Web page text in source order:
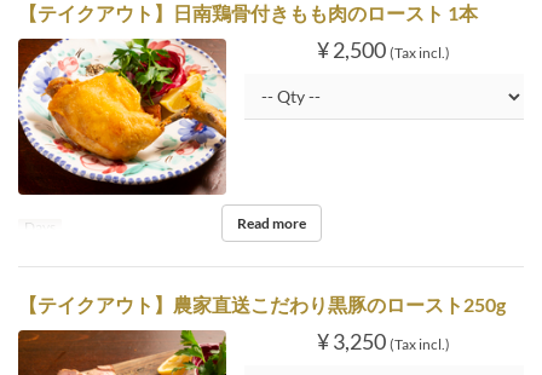
【テイクアウト】日南鶏骨付きもも肉のロースト 1本
¥ 2,500 (Tax incl.)
Days Read more
【テイクアウト】農家直送こだわり黒豚のロースト250g
¥ 3,250 (Tax incl.)